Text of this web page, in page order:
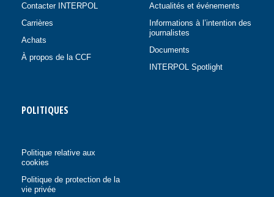
Contacter INTERPOL
Carrières
Achats
À propos de la CCF
Actualités et événements
Informations à l’intention des
journalistes
Documents
INTERPOL Spotlight
POLITIQUES
Politique relative aux
cookies
Politique de protection de la
vie privée